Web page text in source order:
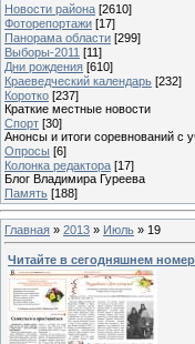
Новости района [2610]
Фоторепортажи [17]
Панорама области [299]
Выборы-2011 [11]
Дни рождения [610]
Краеведческий календарь [232]
Коротко [237]
Краткие местные новости
Спорт [30]
Анонсы и итоги соревнований с
Опросы [6]
Колонка редактора [17]
Блог Владимира Гуреева
Память [188]
Главная » 2013 » Июль » 19
Читайте в сегодняшнем